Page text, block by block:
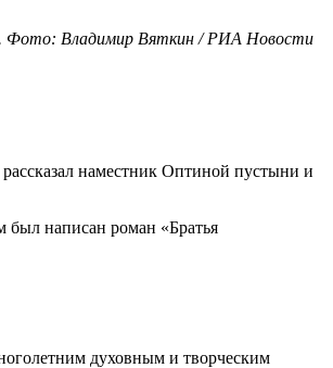
Фото: Владимир Вяткин / РИА Новости
наместник Оптиной пустыни и
был написан роман «Братья
духовным и творческим